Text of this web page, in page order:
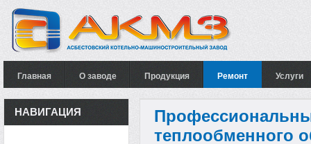
Главная О заводе Продукция Ремонт Услуги
теплообменного
НАВИГАЦИЯ